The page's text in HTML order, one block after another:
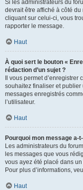
Si les administrateurs du
devrait être affiché à côté
cliquant sur celui-ci, vous
rapporter le message.
Haut
À quoi sert le bouton «
rédaction d’un sujet ?
Il vous permet
souhaitez finaliser et
messages enregistrés
l’utilisateur.
Haut
Pourquoi mon message a-
Les administrateurs du
les messages que vous
vous ayez été placé dans
Pour plus d’informations,
Haut